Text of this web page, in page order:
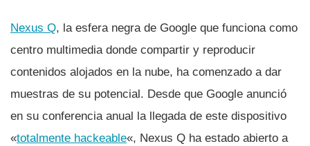
Nexus Q, la esfera negra de Google que funciona como
centro multimedia donde compartir y reproducir
contenidos alojados en la nube, ha comenzado a dar
muestras de su potencial. Desde que Google anunció
en su conferencia anual la llegada de este dispositivo
«totalmente hackeable«, Nexus Q ha estado abierto a